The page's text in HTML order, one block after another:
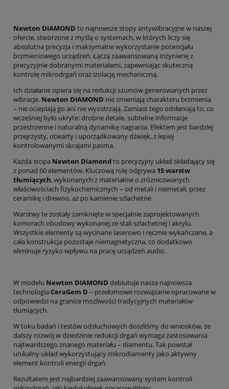
Newton DIAMOND to najnowsze stopy antywibracyjne w naszej
ofercie, stworzone z myślą o systemach, w których liczy się
absolutna precyzja i maksymalne wykorzystanie potencjału
brzmieniowego urządzeń. Łączą zaawansowaną inżynierię z
precyzyjnie dobranymi materiałami, zapewniając skuteczną
kontrolę mikrodrgań oraz izolację mechaniczną.
Ich działanie opiera się na redukcji szumów generowanych przez
wibracje. Newton DIAMOND nie zmieniają charakteru brzmienia
– nie ocieplają go ani nie wyostrzają. Zamiast tego odsłaniają to, co
wcześniej było ukryte: drobne detale, subtelne informacje
przestrzenne i naturalną dynamikę nagrania. Efektem jest bardziej
przejrzysty, otwarty i uporządkowany dźwięk, z lepiej
kontrolowanymi skrajami pasma.
Każda stopa Newton Diamondto precyzyjny układ składający się
z ponad 60 elementów. Kluczową rolę odgrywa 15 warstw
tłumiących, wykonanych z materiałów o zróżnicowanych
właściwościach fizykochemicznych – od metali i niemetali, przez
ceramikę i drewno, aż po kamienie szlachetne.
Warstwy te zostały zamknięte w specjalnie zaprojektowanych
komorach obudowy wykonanej ze stali szlachetnej i akrylu.
Wszystkie elementy są wycinane laserowo i ręcznie wykańczane, a
cała konstrukcja pozostaje niemagnetyczna, co dodatkowo
eliminuje ryzyko wpływu na pracę urządzeń audio.
W modelu Newton DIAMOND debiutuje nasza najnowsza
technologia CeraGem D – przełomowe rozwiązanie opracowane w
odpowiedzi na granice możliwości tradycyjnych materiałów
tłumiących.
W toku badań i testów odsłuchowych doszliśmy do wniosków, że
dalszy rozwój w dziedzinie redukcji drgań wymaga zastosowania
najtwardszego znanego materiału – diamentu. Tak powstał
unikalny układ wykorzystujący mikrodiamenty jako aktywny
element kontroli energii drgań.
Rezultatem jest najbardziej zaawansowany system kontroli